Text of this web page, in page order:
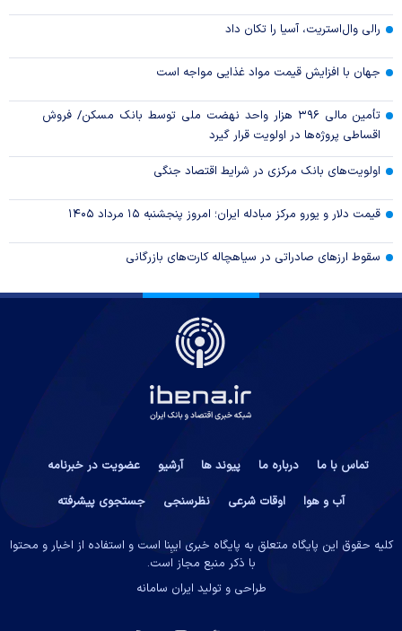
رالی وال‌استریت، آسیا را تکان داد
جهان با افزایش قیمت مواد غذایی مواجه است
تأمین مالی ۳۹۶ هزار واحد نهضت ملی توسط بانک مسکن/ فروش
اقساطی پروژه‌ها در اولویت قرار گیرد
اولویت‌های بانک مرکزی در شرایط اقتصاد جنگی
قیمت دلار و یورو مرکز مبادله ایران؛ امروز پنجشنبه ۱۵ مرداد ۱۴۰۵
سقوط ارزهای صادراتی در سیاهچاله کارت‌های بازرگانی
تماس با ما درباره ما پیوند ها آرشیو
عضویت در خبرنامه
آب و هوا
اوقات شرعی نظرسنجی جستجوی پیشرفته
کلیه حقوق این پایگاه متعلق به پایگاه خبری ایبِنا است و استفاده از اخبار و محتوا
با ذکر منبع مجاز است.
طراحی و تولید ایران سامانه